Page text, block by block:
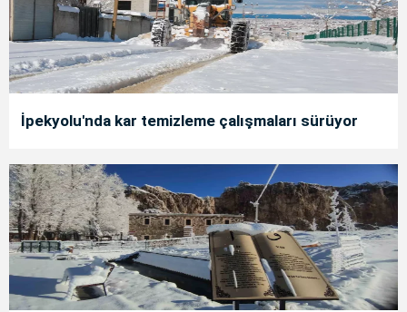
İpekyolu'nda kar temizleme çalışmaları sürüyor